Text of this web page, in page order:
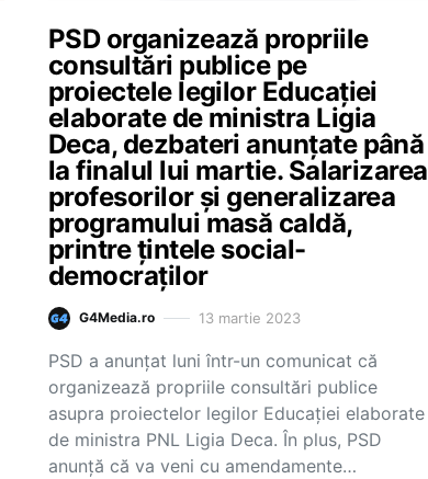
PSD organizează propriile
consultări publice pe
proiectele legilor Educației
elaborate de ministra Ligia
Deca, dezbateri anunțate până
la finalul lui martie. Salarizarea
profesorilor și generalizarea
programului masă caldă,
printre țintele social-
democraților
G4Media.ro 13 martie 2023
PSD a anunțat luni într-un comunicat că
organizează propriile consultări publice
asupra proiectelor legilor Educației elaborate
de ministra PNL Ligia Deca. În plus, PSD
anunță că va veni cu amendamente…